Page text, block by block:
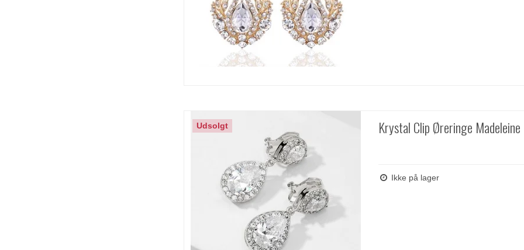
Udsolgt Krystal Clip Øreringe Madeleine
Ikke på lager